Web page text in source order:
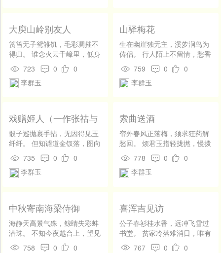
大庾山岭别友人
筼筜无子鸳雏饥，毛彩凋摧不
得归。 谁念火云千嶂里，低身
犹傍鹧鸪飞。
723 0
0
李群玉
山驿梅花
生在幽崖独无主，溪萝涧鸟为
俦侣。 行人陌上不留情，愁香
空谢深山雨。
759 0
0
李群玉
戏赠姬人（一作张祜与
杜牧联句诗）
骰子巡抛裹手拈，无因得见玉
纤纤。 但知谑道金钗落，图向
人前露指尖。
735 0
0
李群玉
索曲送酒
帘外春风正落梅，须求狂药解
愁回。 烦君玉指轻拢撚，慢拨
鸳鸯送一杯。
778 0
0
李群玉
中秋寄南海梁侍御
海静天高景气殊，鲸睛失彩蚌
潜珠。 不知今夜越台上，望见
瀛洲方丈无。
758 0
0
喜浑吉见访
公子春衫桂水香，远冲飞雪过
书堂。 贫家冷落难消日，唯有
松筠满院凉。
767 0
0